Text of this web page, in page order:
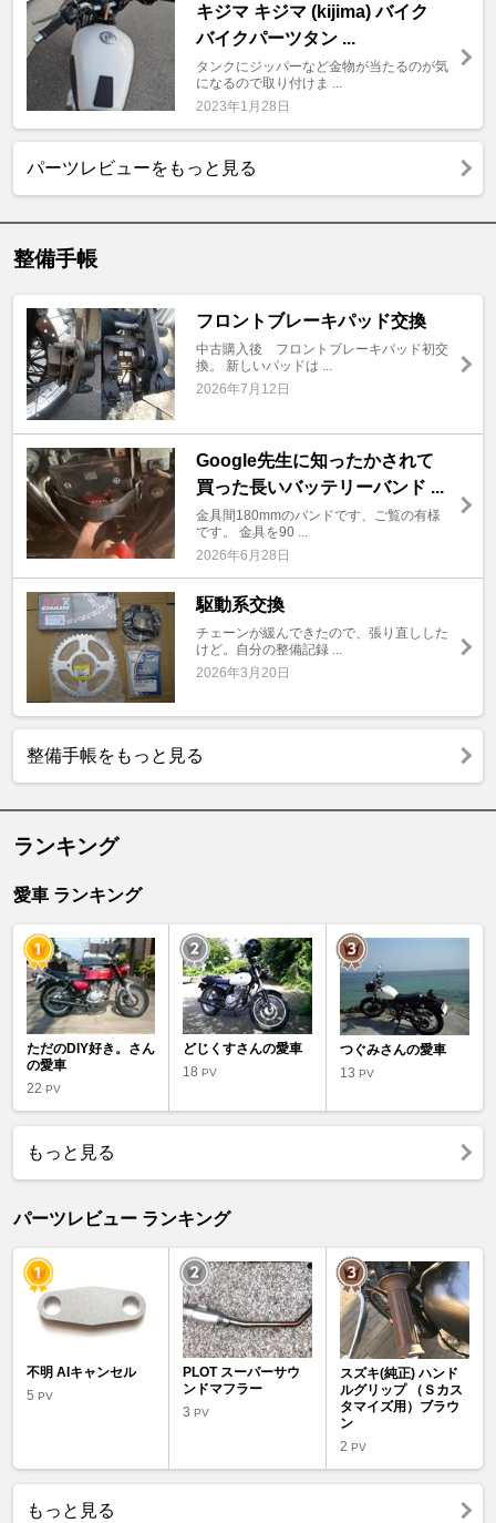
キジマ キジマ (kijima) バイク
バイクパーツタン ...
タンクにジッパーなど金物が当たるのが気
になるので取り付けま ...
2023年1月28日
パーツレビューをもっと見る
整備手帳
フロントブレーキパッド交換
中古購入後 フロントブレーキパッド初交
換。 新しいパッドは ...
2026年7月12日
Google先生に知ったかされて
買った長いバッテリーバンド ...
金具間180mmのバンドです、ご覧の有様
です。 金具を90 ...
2026年6月28日
駆動系交換
チェーンが緩んできたので、張り直しした
けど。自分の整備記録 ...
2026年3月20日
整備手帳をもっと見る
ランキング
愛車 ランキング
ただのDIY好き。さん
の愛車
22 PV
どじくすさんの愛車
18PV
つぐみさんの愛車
13 PV
もっと見る
パーツレビュー ランキング
不明 AIキャンセル
5 PV
PLOT スーパーサウ
ンドマフラー
3PV
スズキ(純正) ハンド
ルグリップ （Ｓカス
タマイズ用）ブラウ
ン
2 PV
もっと見る